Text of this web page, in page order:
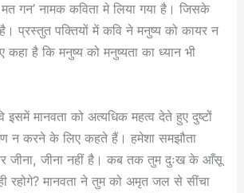
मत गन’ नामक कविता मे लिया गया है। जिसके
है। प्रस्तुत पक्तियों में कवि ने मनुष्य को कायर न
है कि मनुष्य को मनुष्यता का ध्यान भी
इसमें मानवता को अत्यधिक महत्व देते हुए दुष्टों
न करने के लिए कहते हैं। हमेशा समझौता
जीना, जीना नहीं है। कब तक तुम दुःख के आँसू
रहोगे? मानवता ने तुम को अमृत जल से सींचा